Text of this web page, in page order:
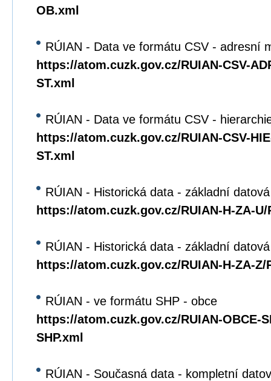
OB.xml
RÚIAN - Data ve formátu CSV - adresní
https://atom.cuzk.gov.cz/RUIAN-CSV-
ST.xml
RÚIAN - Data ve formátu CSV -
https://atom.cuzk.gov.cz/RUIAN-CSV-
ST.xml
RÚIAN - Historická data - základní
https://atom.cuzk.gov.cz/RUIAN-H-ZA-U/
RÚIAN - Historická data - základní
https://atom.cuzk.gov.cz/RUIAN-H-ZA-Z/
RÚIAN - ve formátu SHP - obce
https://atom.cuzk.gov.cz/RUIAN-OBCE-
SHP.xml
RÚIAN - Současná data - kompletní